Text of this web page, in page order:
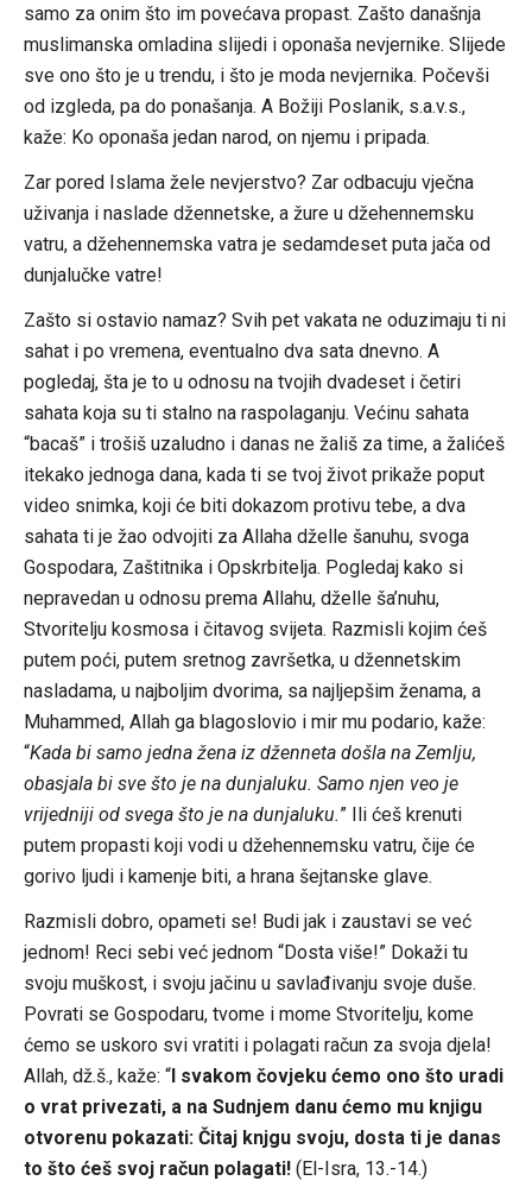
samo za onim što im povećava propast. Zašto današnja
muslimanska omladina slijedi i oponaša nevjernike. Slijede
sve ono što je u trendu, i što je moda nevjernika. Počevši
od izgleda, pa do ponašanja. A Božiji Poslanik, s.a.v.s.,
kaže: Ko oponaša jedan narod, on njemu i pripada.
Zar pored Islama žele nevjerstvo? Zar odbacuju vječna
uživanja i naslade džennetske, a žure u džehennemsku
vatru, a džehennemska vatra je sedamdeset puta jača od
dunjalučke vatre!
Zašto si ostavio namaz? Svih pet vakata ne oduzimaju ti ni
sahat i po vremena, eventualno dva sata dnevno. A
pogledaj, šta je to u odnosu na tvojih dvadeset i četiri
sahata koja su ti stalno na raspolaganju. Većinu sahata
“bacaš” i trošiš uzaludno i danas ne žališ za time, a žalićeš
itekako jednoga dana, kada ti se tvoj život prikaže poput
video snimka, koji će biti dokazom protivu tebe, a dva
sahata ti je žao odvojiti za Allaha dželle šanuhu, svoga
Gospodara, Zaštitnika i Opskrbitelja. Pogledaj kako si
nepravedan u odnosu prema Allahu, dželle ša’nuhu,
Stvoritelju kosmosa i čitavog svijeta. Razmisli kojim ćeš
putem poći, putem sretnog završetka, u džennetskim
nasladama, u najboljim dvorima, sa najljepšim ženama, a
Muhammed, Allah ga blagoslovio i mir mu podario, kaže:
“Kada bi samo jedna žena iz dženneta došla na Zemlju,
obasjala bi sve što je na dunjaluku. Samo njen veo je
vrijedniji od svega što je na dunjaluku.” Ili ćeš krenuti
putem propasti koji vodi u džehennemsku vatru, čije će
gorivo ljudi i kamenje biti, a hrana šejtanske glave.
Razmisli dobro, opameti se! Budi jak i zaustavi se već
jednom! Reci sebi već jednom “Dosta više!” Dokaži tu
svoju muškost, i svoju jačinu u savlađivanju svoje duše.
Povrati se Gospodaru, tvome i mome Stvoritelju, kome
ćemo se uskoro svi vratiti i polagati račun za svoja djela!
Allah, dž.š., kaže: “I svakom čovjeku ćemo ono što uradi
o vrat privezati, a na Sudnjem danu ćemo mu knjigu
otvorenu pokazati: Čitaj knjgu svoju, dosta ti je danas
to što ćeš svoj račun polagati!(El-Isra, 13.-14.)